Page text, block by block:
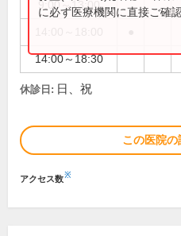
9:00～13:00
14:00～18:30
に必ず医療機関に直接ご確
休診日: 日、祝
この医院の
アクセス数※